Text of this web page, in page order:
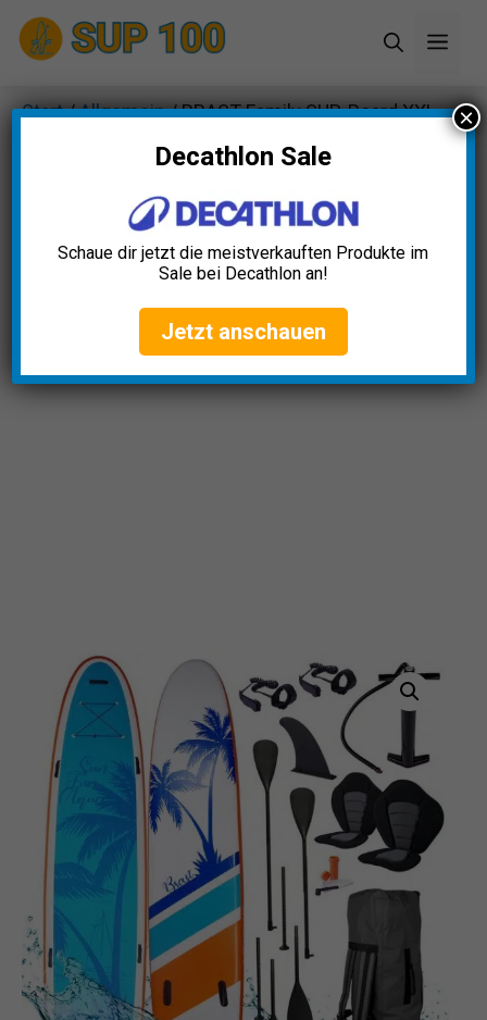
Zum
Inhalt
Start/Allgemein/ BRAST Family SUP-Board XXL
Decathlon Sale
Schaue dir jetzt die meistverkauften Produkte im
Sale bei Decathlon an!
Jetzt anschauen
×